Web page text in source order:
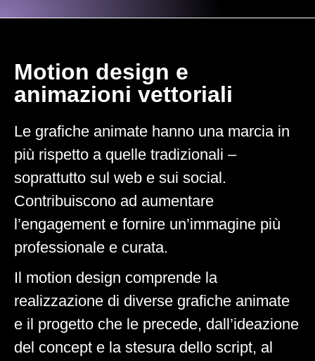
Motion design e
animazioni vettoriali
Le grafiche animate hanno una marcia in
più rispetto a quelle tradizionali –
soprattutto sul web e sui social.
Contribuiscono ad aumentare
l’engagement e fornire un’immagine più
professionale e curata.
Il motion design comprende la
realizzazione di diverse grafiche animate
e il progetto che le precede, dall’ideazione
del concept e la stesura dello script, al